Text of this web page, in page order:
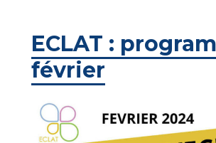
ECLAT :
février